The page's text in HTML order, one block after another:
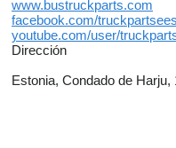
www.bustruckparts.com
facebook.com/
youtube.com/user/
Dirección
Estonia, Condado de Harju,